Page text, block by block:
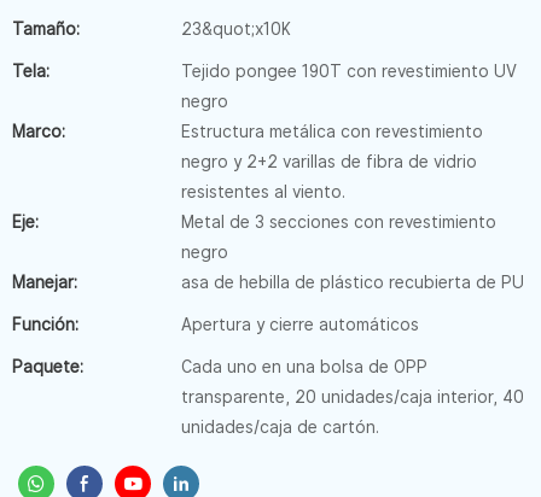
Tamaño: 23&quot;x10K
Tela:
Tejido pongee 190T con revestimiento UV
negro
Marco:
Estructura metálica con revestimiento
negro y 2+2 varillas de fibra de vidrio
resistentes al viento.
Eje:
Metal de 3 secciones con revestimiento
negro
Manejar:
asa de hebilla de plástico recubierta de PU
Función: Apertura y cierre automáticos
Paquete:
Cada uno en una bolsa de OPP
transparente, 20 unidades/caja interior, 40
unidades/caja de cartón.